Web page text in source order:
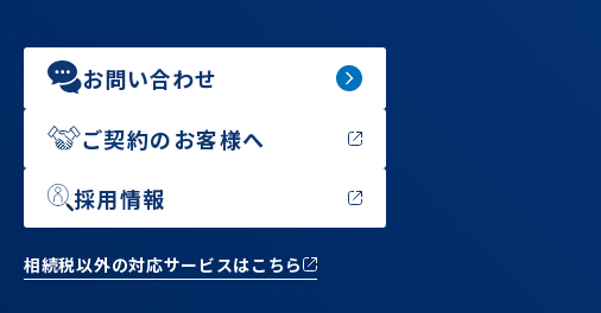
お問い合わせ
ご契約のお客様へ
採用情報
相続税以外の対応サービスはこちら